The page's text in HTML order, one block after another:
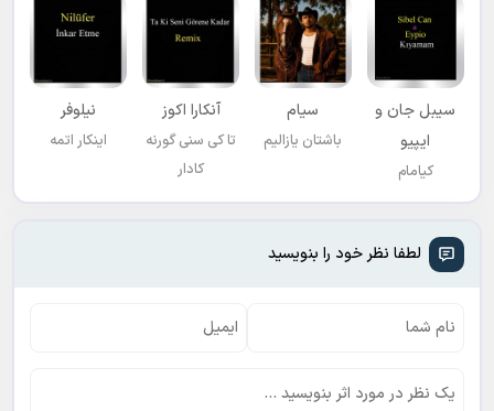
سیبل جان و
ایپیو
کیامام
سیام
باشتان یازالیم
آنکارا اکوز
تا کی سنی گورنه
کادار
نیلوفر
اینکار اتمه
لطفا نظر خود را بنویسید